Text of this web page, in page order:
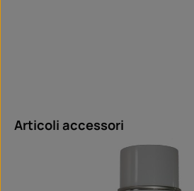
Salta la galleria dei prodotti
Articoli accessori